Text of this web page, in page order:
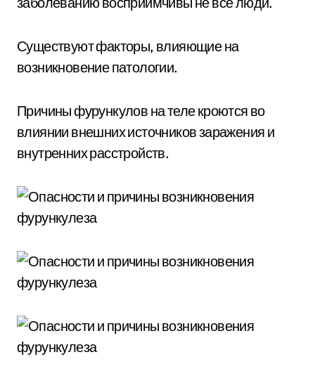
Существуют факторы, влияющие на
возникновение патологии.
Причины фурункулов на теле кроются во
влиянии внешних источников заражения и
внутренних расстройств.